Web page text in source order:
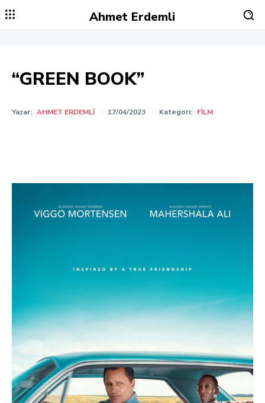
Ahmet Erdemli
“GREEN BOOK”
Yazar: AHMET ERDEMLI 17/04/2023 Kategori: FILM